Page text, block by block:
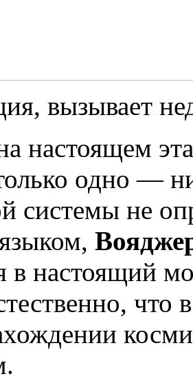
вызывает
настоящем
одно —
системы не
в настоящий
что